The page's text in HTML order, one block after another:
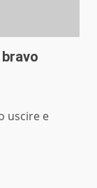
bravo
uscire e